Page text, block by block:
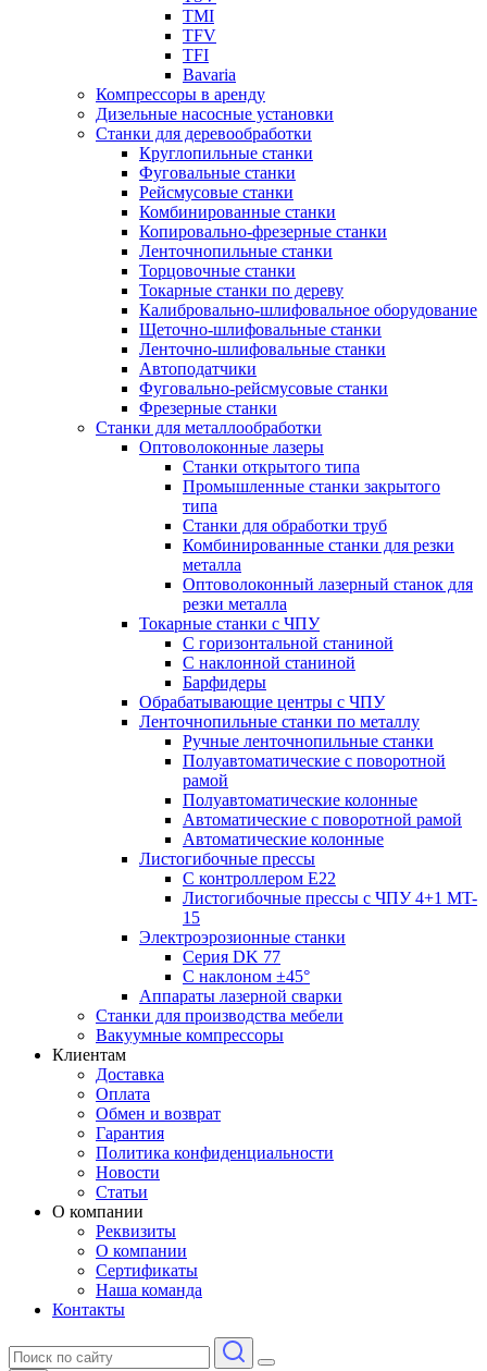
TMI
TFV
TFI
Bavaria
Компрессоры в аренду
Дизельные насосные установки
Станки для деревообработки
Круглопильные станки
Фуговальные станки
Рейсмусовые станки
Комбинированные станки
Копировально-фрезерные станки
Ленточнопильные станки
Торцовочные станки
Токарные станки по дереву
Калибровально-шлифовальное оборудование
Щеточно-шлифовальные станки
Ленточно-шлифовальные станки
Автоподатчики
Фуговально-рейсмусовые станки
Фрезерные станки
Станки для металлообработки
Оптоволоконные лазеры
Станки открытого типа
Промышленные станки закрытого
типа
Станки для обработки труб
Комбинированные станки для резки
металла
Оптоволоконный лазерный станок для
резки металла
Токарные станки с ЧПУ
С горизонтальной станиной
С наклонной станиной
Барфидеры
Обрабатывающие центры с ЧПУ
Ленточнопильные станки по металлу
Ручные ленточнопильные станки
Полуавтоматические с поворотной
рамой
Полуавтоматические колонные
Автоматические с поворотной рамой
Автоматические колонные
Листогибочные прессы
С контроллером E22
Листогибочные прессы с ЧПУ 4+1 MT-
15
Электроэрозионные станки
Серия DK 77
С наклоном ±45°
Аппараты лазерной сварки
Станки для производства мебели
Вакуумные компрессоры
Клиентам
Доставка
Оплата
Обмен и возврат
Гарантия
Политика конфиденциальности
Новости
Статьи
О компании
Реквизиты
О компании
Сертификаты
Наша команда
Контакты